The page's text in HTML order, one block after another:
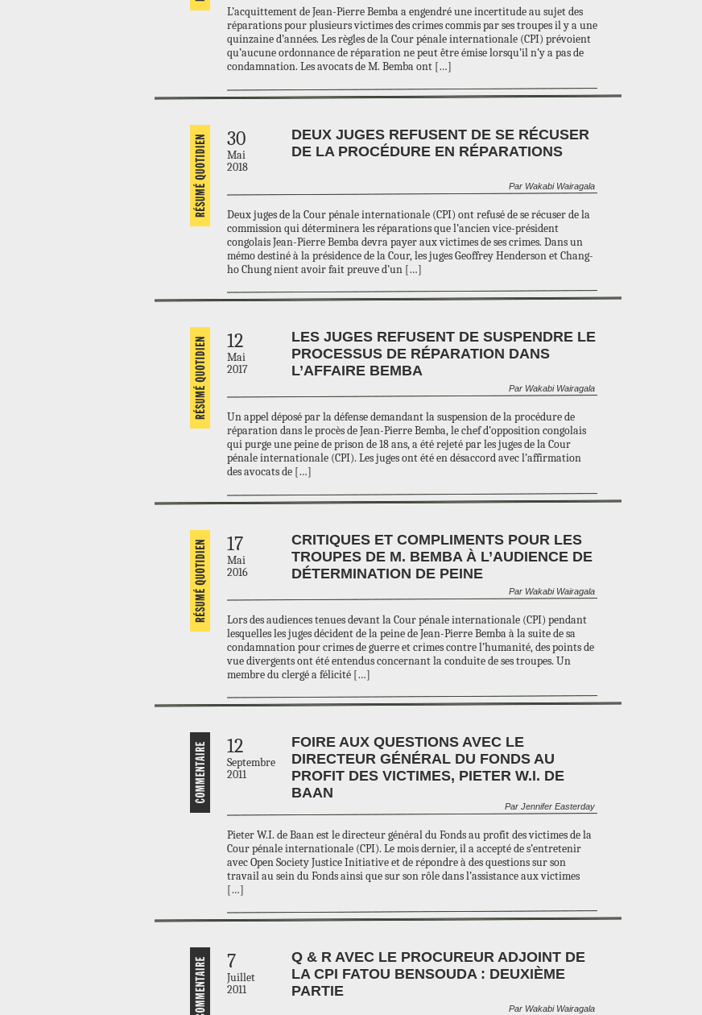
L’acquittement de Jean-Pierre Bemba a engendré une incertitude au sujet des
réparations pour plusieurs victimes des crimes commis par ses troupes il y a une
quinzaine d’années. Les règles de la Cour pénale internationale (CPI) prévoient
qu’aucune ordonnance de réparation ne peut être émise lorsqu’il n’y a pas de
condamnation. Les avocats de M. Bemba ont […]
30
Mai
2018
DEUX JUGES REFUSENT DE SE RÉCUSER
DE LA PROCÉDURE EN RÉPARATIONS
Par Wakabi Wairagala
Deux juges de la Cour pénale internationale (CPI) ont refusé de se récuser de la
commission qui déterminera les réparations que l’ancien vice-président
congolais Jean-Pierre Bemba devra payer aux victimes de ses crimes. Dans un
mémo destiné à la présidence de la Cour, les juges Geoffrey Henderson et Chang-
ho Chung nient avoir fait preuve d’un […]
12
Mai
2017
LES JUGES REFUSENT DE SUSPENDRE LE
PROCESSUS DE RÉPARATION DANS
L’AFFAIRE BEMBA
Par Wakabi Wairagala
Un appel déposé par la défense demandant la suspension de la procédure de
réparation dans le procès de Jean-Pierre Bemba, le chef d’opposition congolais
qui purge une peine de prison de 18 ans, a été rejeté par les juges de la Cour
pénale internationale (CPI). Les juges ont été en désaccord avec l’affirmation
des avocats de […]
17
Mai
2016
CRITIQUES ET COMPLIMENTS POUR LES
TROUPES DE M. BEMBA À L’AUDIENCE DE
DÉTERMINATION DE PEINE
Par Wakabi Wairagala
Lors des audiences tenues devant la Cour pénale internationale (CPI) pendant
lesquelles les juges décident de la peine de Jean-Pierre Bemba à la suite de sa
condamnation pour crimes de guerre et crimes contre l’humanité, des points de
vue divergents ont été entendus concernant la conduite de ses troupes. Un
membre du clergé a félicité […]
12
Septembre
2011
FOIRE AUX QUESTIONS AVEC LE
DIRECTEUR GÉNÉRAL DU FONDS AU
PROFIT DES VICTIMES, PIETER W.I. DE
BAAN
Par Jennifer Easterday
Pieter W.I. de Baan est le directeur général du Fonds au profit des victimes de la
Cour pénale internationale (CPI). Le mois dernier, il a accepté de s’entretenir
avec Open Society Justice Initiative et de répondre à des questions sur son
travail au sein du Fonds ainsi que sur son rôle dans l’assistance aux victimes
[…]
7
Juillet
2011
Q & R AVEC LE PROCUREUR ADJOINT DE
LA CPI FATOU BENSOUDA : DEUXIÈME
PARTIE
Par Wakabi Wairagala